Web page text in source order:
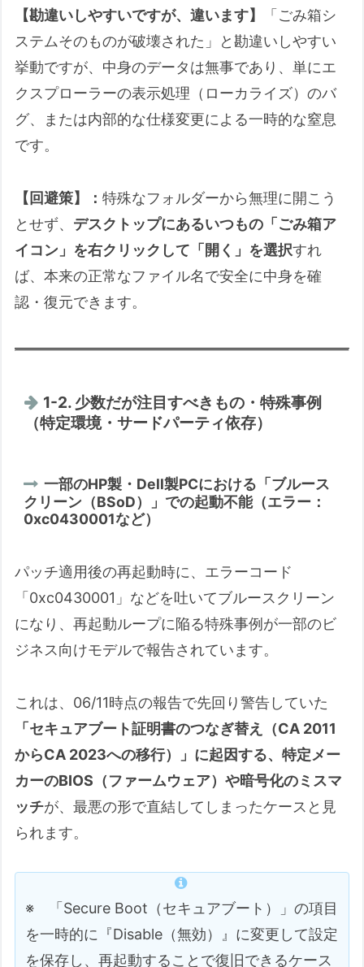
間）」を見極める客観的な切り分け方
法はありますか？
記事中の専門用語の解説（2026/06/15版）
最後に（2026/06/15版）
記事へのご質問やフィードバックにつ
2026/06/15時点）
1. この記事の目的と役割
2. 筆者の関連経験・専門性
3. AIとの協働内容（調査・議論のポイン
ト）
【勘違いしやすいですが、違います】
「ごみ箱シ
ステムそのものが破壊された」と勘違いしやすい
挙動ですが、中身のデータは無事であり、単にエ
クスプローラーの表示処理（ローカライズ）のバ
グ、または内部的な仕様変更による一時的な窒息
です。
【回避策】：特殊なフォルダーから無理に開こう
とせず、 デスクトップにあるいつもの「ごみ箱ア
イコン」を右クリックして「開く」を選択すれ
ば、本来の正常なファイル名で安全に中身を確
認・復元できます。
1-2. 少数だが注目すべきもの・特殊事例
（特定環境・サードパーティ依存）
一部のHP製・Dell製PCにおける「ブルース
クリーン（BSoD）」での起動不能（エラー：
0xc0430001など）
パッチ適用後の再起動時に、エラーコード
「0xc0430001」などを吐いてブルースクリーン
になり、再起動ループに陥る特殊事例が一部のビ
ジネス向けモデルで報告されています。
これは、06/11時点の報告で先回り警告していた
「セキュアブート証明書のつなぎ替え（CA 2011
からCA 2023への移行）」に起因する、特定メー
カーのBIOS（ファームウェア）や暗号化のミスマ
ッチが、最悪の形で直結してしまったケースと見
られます。
※ 「Secure Boot（セキュアブート）」の項目
を一時的に『Disable（無効）』に変更して設定
を保存し、再起動することで復旧できるケース